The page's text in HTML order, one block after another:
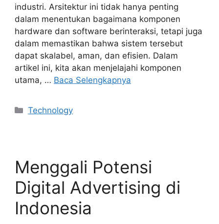
industri. Arsitektur ini tidak hanya penting
dalam menentukan bagaimana komponen
hardware dan software berinteraksi, tetapi juga
dalam memastikan bahwa sistem tersebut
dapat skalabel, aman, dan efisien. Dalam
artikel ini, kita akan menjelajahi komponen
utama, … Baca Selengkapnya
Kategori
Technology
Menggali Potensi
Digital Advertising di
Indonesia